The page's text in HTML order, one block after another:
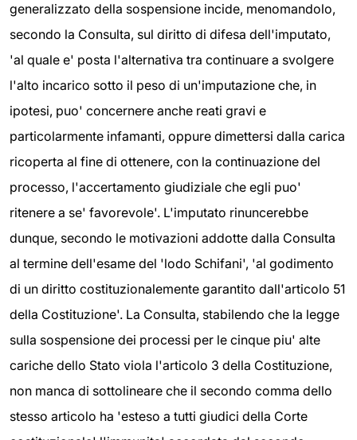
generalizzato della sospensione incide, menomandolo,
secondo la Consulta, sul diritto di difesa dell'imputato,
'al quale e' posta l'alternativa tra continuare a svolgere
l'alto incarico sotto il peso di un'imputazione che, in
ipotesi, puo' concernere anche reati gravi e
particolarmente infamanti, oppure dimettersi dalla carica
ricoperta al fine di ottenere, con la continuazione del
processo, l'accertamento giudiziale che egli puo'
ritenere a se' favorevole'. L'imputato rinuncerebbe
dunque, secondo le motivazioni addotte dalla Consulta
al termine dell'esame del 'lodo Schifani', 'al godimento
di un diritto costituzionalemente garantito dall'articolo 51
della Costituzione'. La Consulta, stabilendo che la legge
sulla sospensione dei processi per le cinque piu' alte
cariche dello Stato viola l'articolo 3 della Costituzione,
non manca di sottolineare che il secondo comma dello
stesso articolo ha 'esteso a tutti giudici della Corte